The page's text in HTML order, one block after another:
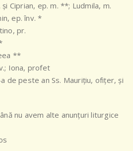
Ciprian, ep. m. **; Ludmila, m.
ep. înv. *
pr.
**
Iona, profet
de peste an Ss. Mauriţiu, ofiţer, şi
nu avem alte anunțuri liturgice